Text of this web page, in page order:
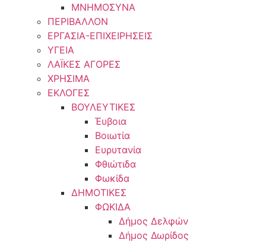
ΜΝΗΜΟΣΥΝΑ
ΠΕΡΙΒΑΛΛΟΝ
ΕΡΓΑΣΙΑ-ΕΠΙΧΕΙΡΗΣΕΙΣ
ΥΓΕΙΑ
ΛΑΪΚΕΣ ΑΓΟΡΕΣ
ΧΡΗΣΙΜΑ
ΕΚΛΟΓΕΣ
ΒΟΥΛΕΥΤΙΚΕΣ
Έυβοια
Βοιωτία
Ευρυτανία
Φθιώτιδα
Φωκίδα
ΔΗΜΟΤΙΚΕΣ
ΦΩΚΙΔΑ
Δήμος Δελφών
Δήμος Δωρίδος